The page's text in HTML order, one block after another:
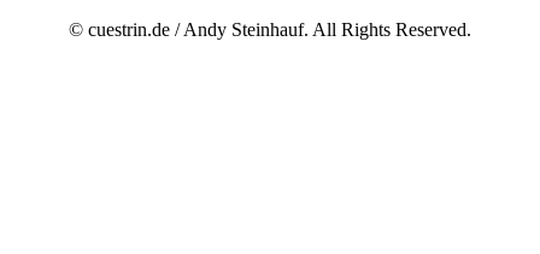
© cuestrin.de / Andy Steinhauf. All Rights Reserved.